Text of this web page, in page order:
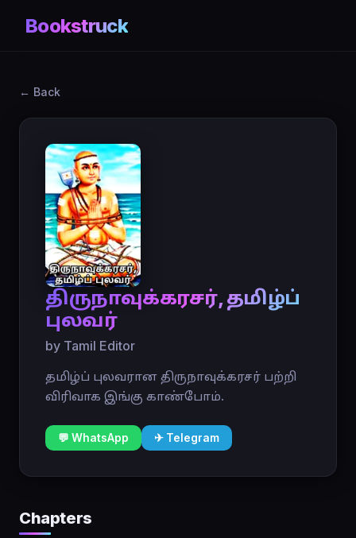
Bookstruck
← Back
திருநாவுக்கரசர், தமிழ்ப்
புலவர்
by Tamil Editor
தமிழ்ப் புலவரான திருநாவுக்கரசர் பற்றி
விரிவாக இங்கு காண்போம்.
💬 WhatsApp ✈ Telegram
Chapters